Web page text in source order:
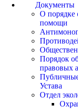
Документы
О порядке
помощи
Порядок
правовых
Устава
Отдел